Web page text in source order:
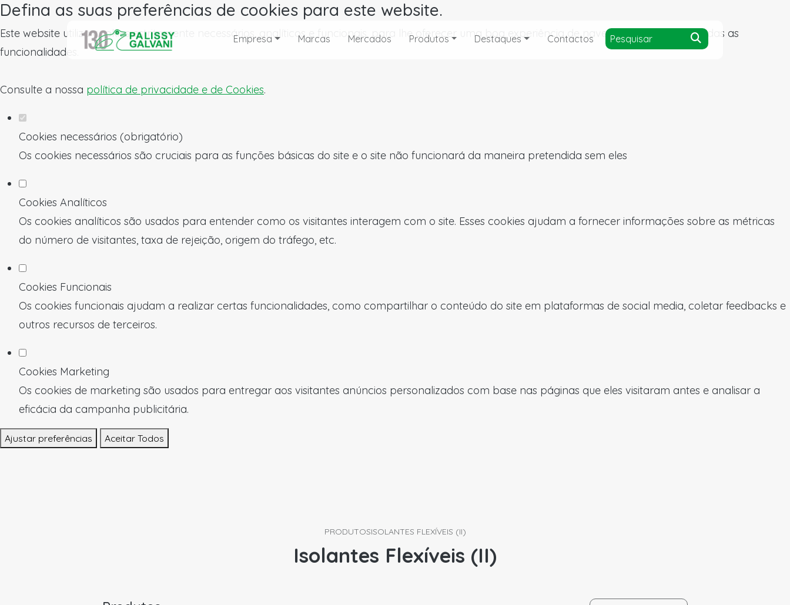
Defina as suas preferências de cookies para este website.
Este website utiliza cookies estritamente necessários, analíticos e funcionais, para lhe oferecer uma boa experiência de navegação e acesso a todas as
funcionalidades.
Consulte a nossa política de privacidade e de Cookies.
Cookies necessários (obrigatório)
Os cookies necessários são cruciais para as funções básicas do site e o site não funcionará da maneira pretendida sem eles
Cookies Analíticos
Os cookies analíticos são usados para entender como os visitantes interagem com o site. Esses cookies ajudam a fornecer informações sobre as métricas
do número de visitantes, taxa de rejeição, origem do tráfego, etc.
Cookies Funcionais
Os cookies funcionais ajudam a realizar certas funcionalidades, como compartilhar o conteúdo do site em plataformas de social media, coletar feedbacks e
outros recursos de terceiros.
Cookies Marketing
Os cookies de marketing são usados para entregar aos visitantes anúncios personalizados com base nas páginas que eles visitaram antes e analisar a
eficácia da campanha publicitária.
Ajustar preferências Aceitar Todos
Empresa Marcas Mercados Produtos Destaques Contactos
PRODUTOSISOLANTES FLEXÍVEIS (II)
Isolantes Flexíveis (II)